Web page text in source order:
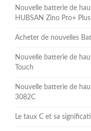
Nouvelle batterie de
HUBSAN Zino Pro+
Acheter de nouvelles
Nouvelle batterie de
Touch
Nouvelle batterie de
3082C
Le taux C et sa